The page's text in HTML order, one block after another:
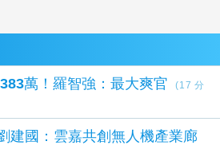
萬！羅智強：最大爽官
(17 分